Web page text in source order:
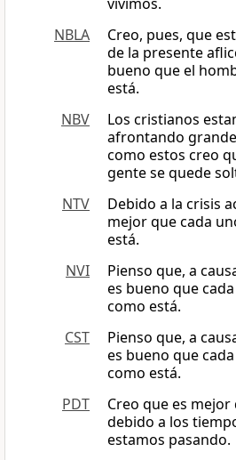
NBLA
Creo, pues, que
de la presente
bueno que el
está.
NBV
Los cristianos
afrontando
como estos creo
gente se quede
NTV
Debido a la crisis
mejor que cada
está.
NVI
Pienso que, a
es bueno que
como está.
CST
Pienso que, a
es bueno que
como está.
PDT
Creo que es mejor
debido a los
estamos pasando.